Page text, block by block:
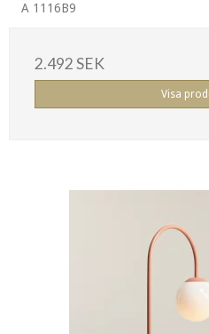
A 1116B9
2.492 SEK
Visa